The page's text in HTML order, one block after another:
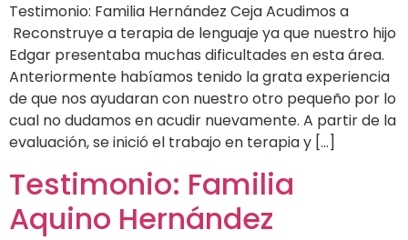
Testimonio: Familia Hernández Ceja Acudimos a
Reconstruye a terapia de lenguaje ya que nuestro hijo
Edgar presentaba muchas dificultades en esta área.
Anteriormente habíamos tenido la grata experiencia
de que nos ayudaran con nuestro otro pequeño por lo
cual no dudamos en acudir nuevamente. A partir de la
evaluación, se inició el trabajo en terapia y […]
Testimonio: Familia
Aquino Hernández